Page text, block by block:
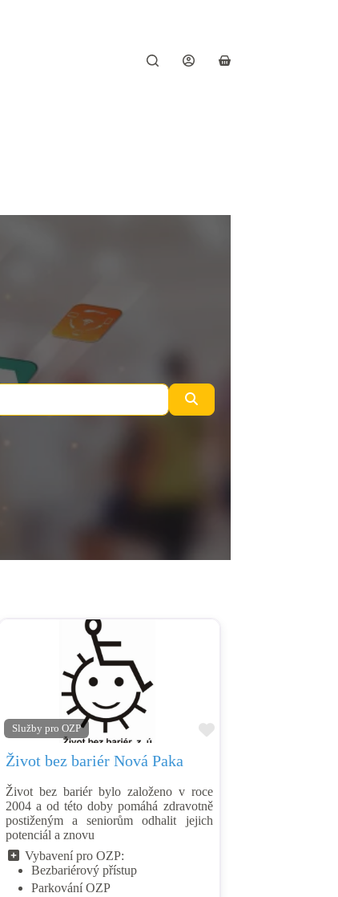
Shopping
mezi oblíbené
Služby pro OZP
Přidat mezi
Život bez bariér Nová Paka
Život bez bariér bylo založeno v roce
2004 a od této doby pomáhá zdravotně
postiženým a seniorům odhalit jejich
potenciál a znovu
Vybavení pro OZP:
Bezbariérový přístup
Parkování OZP